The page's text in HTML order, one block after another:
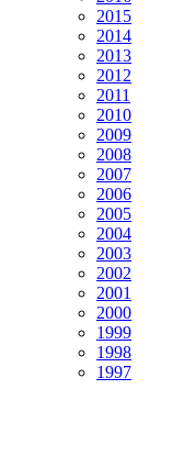
2015
2014
2013
2012
2011
2010
2009
2008
2007
2006
2005
2004
2003
2002
2001
2000
1999
1998
1997